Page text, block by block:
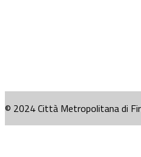
© 2024 Città Metropolitana di